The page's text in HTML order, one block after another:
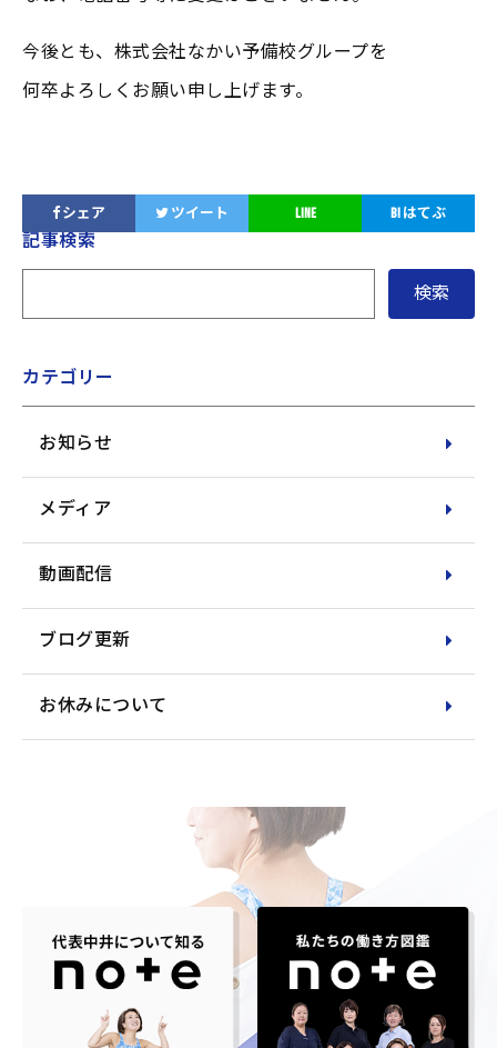
今後とも、株式会社なかい予備校グループを
何卒よろしくお願い申し上げます。
シェア ツイート LINE B!はてぶ
サ
ニ
記事検索
カテゴリー
お知らせ
メディア
動画配信
ブログ更新
お休みについて